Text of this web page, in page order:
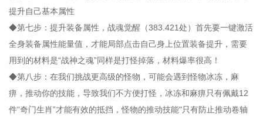
提升自己基本属性
◆第七步：提升装备属性，战魂觉醒（383.421处）首先要一键激活
全身装备属性能量值，才能局部点击自己身上位置装备提升，需要
用到的材料是“战神之魂”同样是打怪掉落，材料爆率很高！
◆第八步：在我们挑战更高级的怪物，可能会遇到怪物冰冻，麻
痹，推动你的技能，导致我们不方便打怪，冰冻和麻痹只有佩戴12
件“奇门生肖”才能有效的抵挡，怪物的推动技能"只有防止推动卷轴